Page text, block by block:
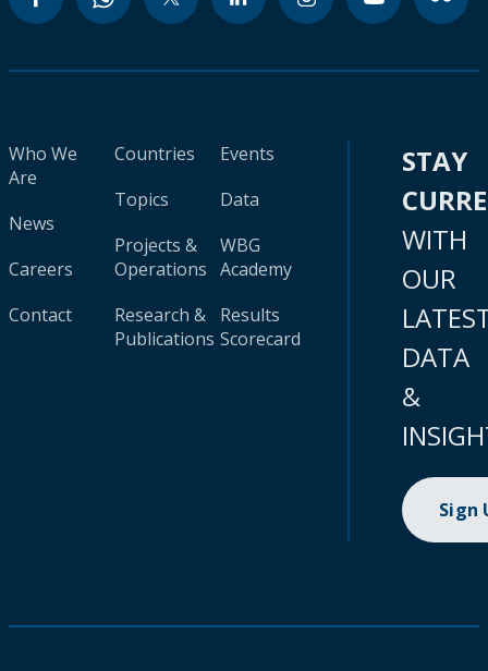
Who We
Are
News
Careers
Contact
Countries
Topics
Projects &
Operations
Research &
Publications
Events
Data
WBG
Academy
Results
Scorecard
STAY
WITH
OUR
DATA
&
Sign